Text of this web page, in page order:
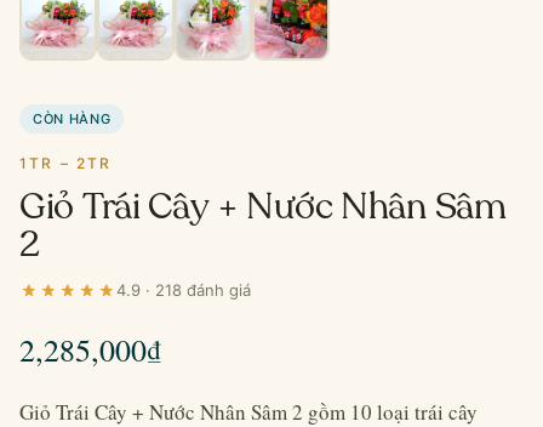
CÒN HÀNG
1TR – 2TR
Giỏ Trái Cây + Nước Nhân Sâm
2
4.9 · 218 đánh giá
2,285,000₫
Giỏ Trái Cây + Nước Nhân Sâm 2 gồm 10 loại trái cây